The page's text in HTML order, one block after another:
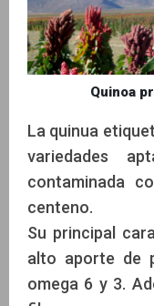
Quinoa
La quinua
variedades
contaminada
centeno. ​
Su principal
alto aporte de
omega 6 y 3.